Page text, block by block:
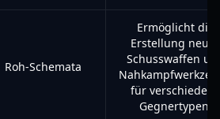
Roh-Schemata
Ermöglicht die
Erstellung neuer
Schusswaffen
für verschiedene
Gegnertypen.